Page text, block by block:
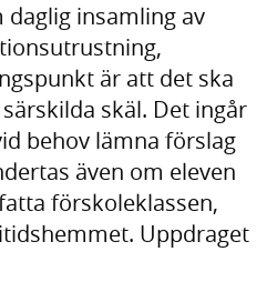
insamling av
är att det ska
skäl. Det ingår
behov lämna förslag
även om eleven
förskoleklassen,
Uppdraget